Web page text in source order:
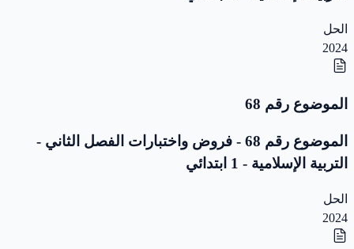
الحل
2024
الموضوع رقم 68
الموضوع رقم 68 - فروض واختبارات الفصل الثاني -
التربية الإسلامية - 1 ابتدائي
الحل
2024